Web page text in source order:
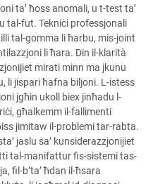
ta’ ħoss anomali, u t-test ta’
tal-fut. Tekniċi professjonali
tal-gomma li ħarbu, mis-joint
li ħara. Din il-klarità
mirati minn ma jkunu
li jispari ħafna biljoni. L-istess
jgħin ukoll biex jinħadu l-
għalkemm il-fallimenti
jimitaw il-problemi tar-rabta.
jaslu sa’ kunsiderazzjonijiet
tal-manifattur fis-sistemi tas-
fil-b’ta’ ħdan il-ħsara